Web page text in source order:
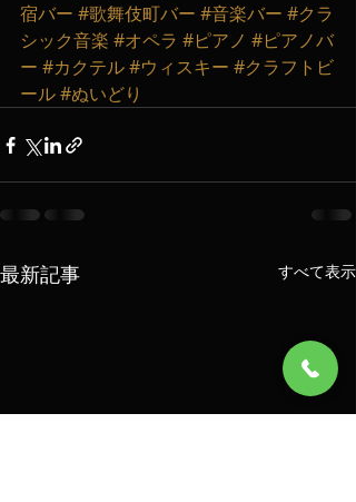
宿バー #歌舞伎町バー #音楽バー #クラ
シック音楽 #オペラ #ピアノ #ピアノバ
ー #カクテル#ウィスキー #クラフトビ
ール#ぬいどり
最新記事 すべて表示